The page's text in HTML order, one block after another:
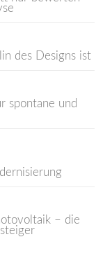
des Designs ist
spontane und
– die